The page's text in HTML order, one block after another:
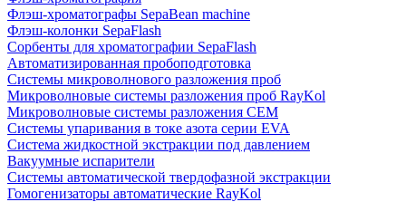
Флэш-хроматографы SepaBean machine
Флэш-колонки SepaFlash
Сорбенты для хроматографии SepaFlash
Автоматизированная пробоподготовка
Системы микроволнового разложения проб
Микроволновые системы разложения проб RayKol
Микроволновые системы разложения CEM
Системы упаривания в токе азота серии EVA
Система жидкостной экстракции под давлением
Вакуумные испарители
Системы автоматической твердофазной экстракции
Гомогенизаторы автоматические RayKol